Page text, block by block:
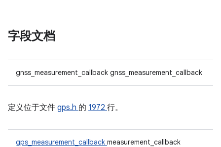
字段文档
gnss_measurement_callback gnss_measurement_callback
定义位于文件 gps.h 的 1972 行。
gps_measurement_callback measurement_callback